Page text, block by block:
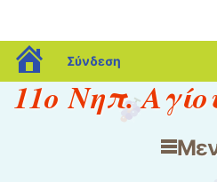
blogs.sch.gr
Σύνδεση
11ο Νηπ.